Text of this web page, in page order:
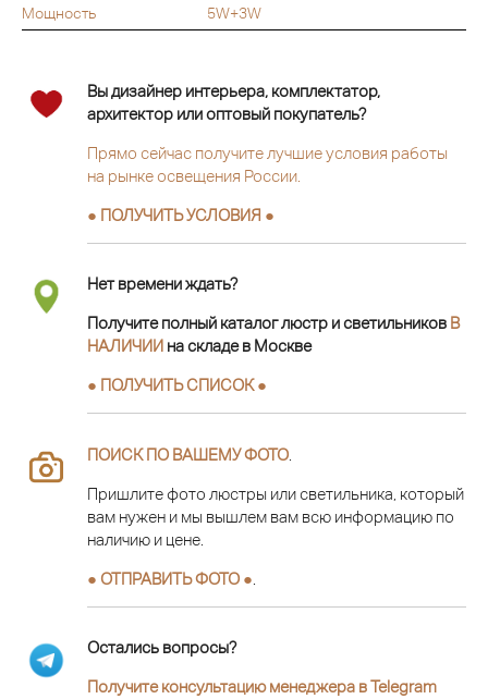
Мощность
5W+3W
Вы дизайнер интерьера, комплектатор,
архитектор или оптовый покупатель?
Прямо сейчас получите лучшие условия работы
на рынке освещения России.
● ПОЛУЧИТЬ УСЛОВИЯ ●
Нет времени ждать?
Получите полный каталог люстр и светильников В
НАЛИЧИИ на складе в Москве
● ПОЛУЧИТЬ СПИСОК ●
ПОИСК ПО ВАШЕМУ ФОТО
Пришлите фото люстры или светильника, который
вам нужен и мы вышлем вам всю информацию по
наличию и цене.
● ОТПРАВИТЬ ФОТО ●
Остались вопросы?
Получите консультацию менеджера в Telegram